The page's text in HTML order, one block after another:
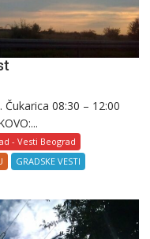
08:30 – 12:00
- Vesti Beograd
GRADSKE VESTI